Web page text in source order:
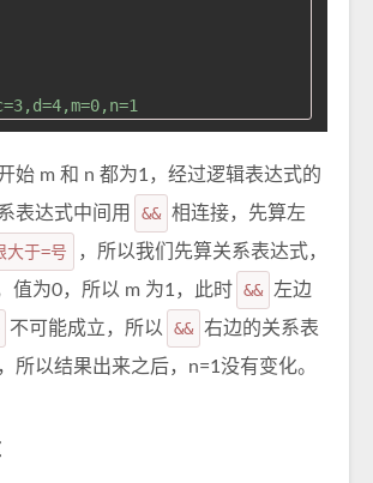
始 m 和 n 都为1，经过逻辑表达式的
表达式中间用
&& 相连接，先算左
大于=号
，所以我们先算关系表达式，
值为0，所以 m 为1，此时 &&
左边
不可能成立，所以 && 右边的关系表
所以结果出来之后，n=1没有变化。